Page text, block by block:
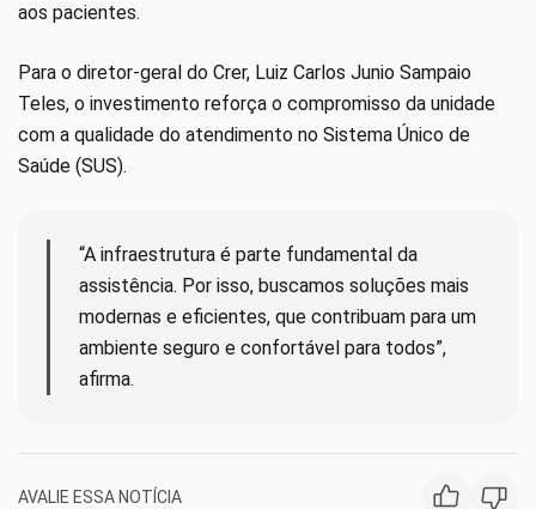
aos pacientes.
Para o diretor-geral do Crer, Luiz Carlos Junio Sampaio
Teles, o investimento reforça o compromisso da unidade
com a qualidade do atendimento no Sistema Único de
Saúde (SUS).
“A infraestrutura é parte fundamental da
assistência. Por isso, buscamos soluções mais
modernas e eficientes, que contribuam para um
ambiente seguro e confortável para todos”,
afirma.
AVALIE ESSA NOTÍCIA